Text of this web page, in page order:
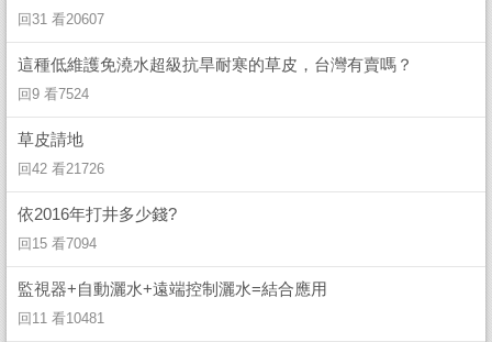
回31 看20607
這種低維護免澆水超級抗旱耐寒的草皮，台灣有賣嗎？
回9 看7524
草皮請地
回42 看21726
依2016年打井多少錢?
回15 看7094
監視器+自動灑水+遠端控制灑水=結合應用
回11 看10481